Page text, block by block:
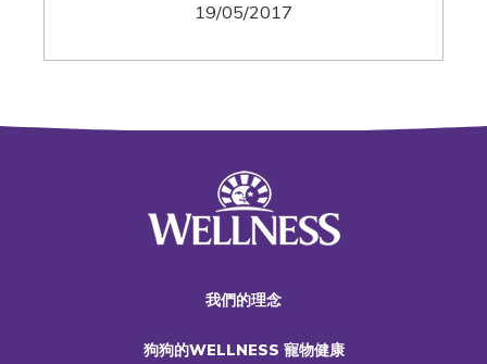
19/05/2017
我們的理念
狗狗的WELLNESS 寵物健康